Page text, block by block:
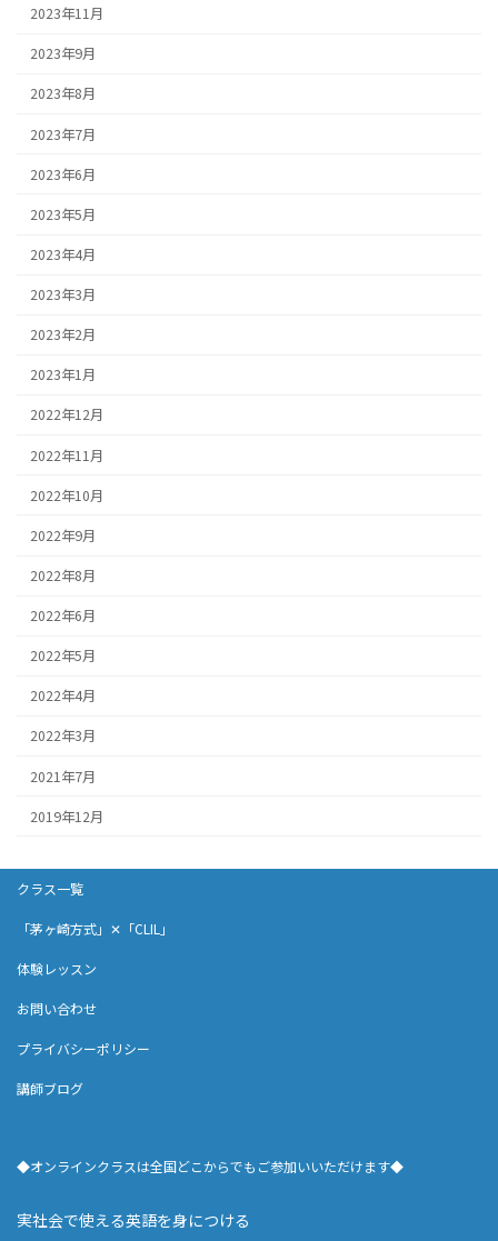
2023年11月
2023年9月
2023年8月
2023年7月
2023年6月
2023年5月
2023年4月
2023年3月
2023年2月
2023年1月
2022年12月
2022年11月
2022年10月
2022年9月
2022年8月
2022年6月
2022年5月
2022年4月
2022年3月
2021年7月
2019年12月
クラス一覧
「茅ヶ崎方式」✕「CLIL」
体験レッスン
お問い合わせ
プライバシーポリシー
講師ブログ
◆オンラインクラスは全国どこからでもご参加いいただけます◆
実社会で使える英語を身につける